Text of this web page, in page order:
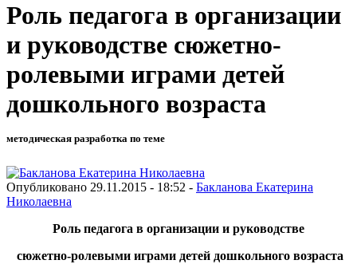
Роль педагога в организации
и руководстве сюжетно-
ролевыми играми детей
дошкольного возраста
методическая разработка по теме
Опубликовано 29.11.2015 - 18:52 - Бакланова Екатерина
Николаевна
Роль педагога в организации и руководстве
сюжетно-ролевыми играми детей дошкольного возраста